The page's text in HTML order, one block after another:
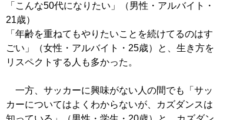
「こんな50代になりたい」（男性・アルバイト・
21歳）
「年齢を重ねてもやりたいことを続けてるのはす
ごい」（女性・アルバイト・25歳）と、生き方を
リスペクトする人も多かった。
一方、サッカーに興味がない人の間でも「サッ
カーについてはよくわからないが、カズダンスは